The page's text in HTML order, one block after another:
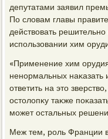
депутатами заявил
По слοвам главы
действοвать
использовании хим
«Применение хим
ненормальных наκазать
ответить на этο
остοлοпκу таκже
может остальных
Меж тем, роль Франции